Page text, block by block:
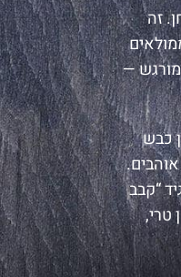
זה
מורגש —
כבש
“קבב
טרי,